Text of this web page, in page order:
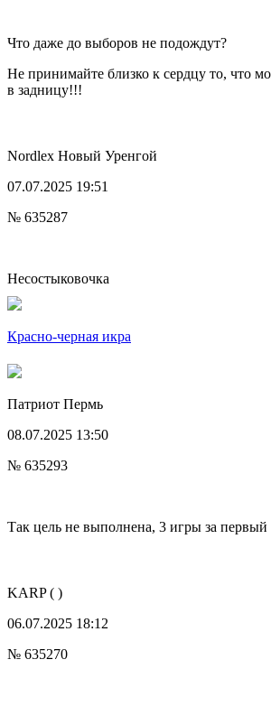
Что даже до выборов не подождут?
Не принимайте близко к сердцу то, что
в задницу!!!
Nordlex Новый Уренгой
07.07.2025 19:51
№ 635287
Несостыковочка
Красно-черная икра
Патриот Пермь
08.07.2025 13:50
№ 635293
Так цель не выполнена, 3 игры за
KARP( )
06.07.2025 18:12
№ 635270